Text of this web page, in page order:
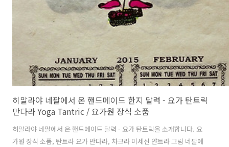
히말라야 네팔에서 온 핸드메이드 한지 달력 - 요가 탄트릭
만다라 Yoga Tantric / 요가원 장식 소품
히말라야 네팔에서 온 핸드메이드 달력 - 요가 탄트릭을 소개합니다. 요
가원 장식 소품, 탄트라 요가 만다라, 차크라 미세신 얀트라 그림 네팔에